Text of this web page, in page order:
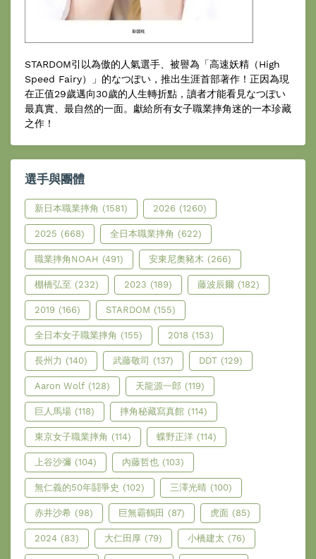
STARDOM引以為傲的人氣選手、被譽為「高速妖精（High
Speed Fairy）」的なつぽい，推出生涯首部著作！正因為現
在正值29歲邁向30歲的人生轉折點，讀者才能看見なつぽい
最真實、最自然的一面。獻給所有女子職業摔角迷的一本珍藏
之作！
選手與團體
新日本職業摔角 (1581) 2026 (1260)
2025 (668) 全日本職業摔角 (622)
職業摔角NOAH (491) 安東尼奧豬木 (266)
棚橋弘至 (232) 2023 (189) 藤波辰爾 (182)
2019 (166) STARDOM (155)
全日本女子職業摔角 (155) 2018 (153)
長州力 (140) 武藤敬司 (137) DDT (129)
Aaron Wolf (128) 天龍源一郎 (119)
巨人馬場 (118) 摔角秘藏寫真館 (114)
東京女子職業摔角 (114) 蝶野正洋 (114)
上谷沙彌 (104) 內藤哲也 (103)
無仁義的50年鬪爭史 (102) 三澤光晴 (100)
赤井沙希 (98) 巨無霸鶴田 (87) 虎面 (85)
2024 (83) 大仁田厚 (79) 小橋建太 (76)